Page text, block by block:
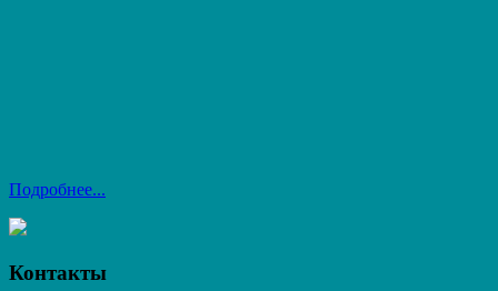
Подробнее...
Контакты